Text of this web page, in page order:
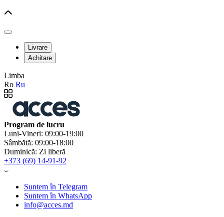
Livrare
Achitare
Limba
Ro Ru
Program de lucru
Luni-Vineri: 09:00-19:00
Sâmbătă: 09:00-18:00
Duminică: Zi liberă
+373 (69) 14-91-92
Suntem în Telegram
Suntem în WhatsApp
info@acces.md